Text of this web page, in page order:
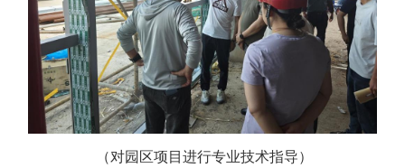
（对园区项目进行专业技术指导）